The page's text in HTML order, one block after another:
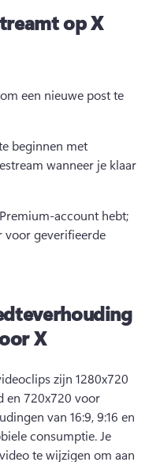
op X
een nieuwe post te
beginnen met
wanneer je klaar
account hebt;
voor geverifieerde
X
zijn 1280x720
en 720x720 voor
van 16:9, 9:16 en
consumptie. Je
te wijzigen om aan